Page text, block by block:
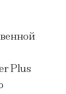
Plus